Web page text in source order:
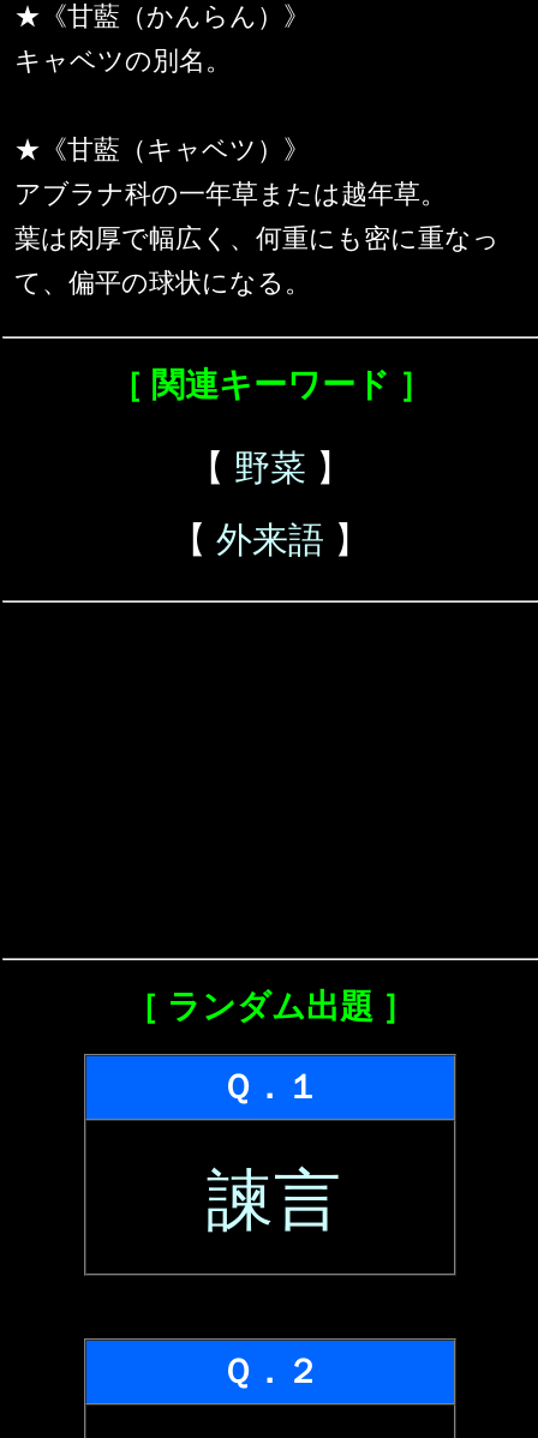
★《甘藍（かんらん）》
キャベツの別名。
★《甘藍（キャベツ）》
アブラナ科の一年草または越年草。
葉は肉厚で幅広く、何重にも密に重なっ
て、偏平の球状になる。
［ 関連キーワード ］
【 野菜 】
【 外来語 】
［ ランダム出題 ］
Ｑ．１
諫言
Ｑ．２